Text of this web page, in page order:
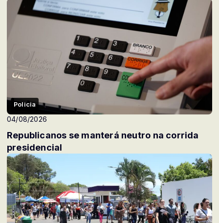
Policia
04/08/2026
Republicanos se manterá neutro na corrida
presidencial